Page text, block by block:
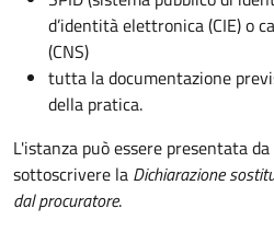
d’identità elettronica (CIE) o
(CNS)
tutta la documentazione
della pratica.
L'istanza può essere presentata
sottoscrivere la Dichiarazione
dal procuratore.